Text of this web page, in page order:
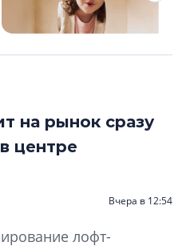
на рынок сразу
центре
Вчера в 12:54
лофт-